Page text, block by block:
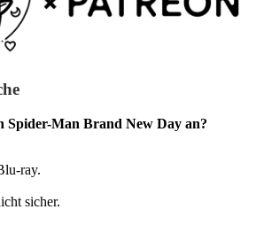
Spider-Man Brand New Day an?
ray.
sicher.